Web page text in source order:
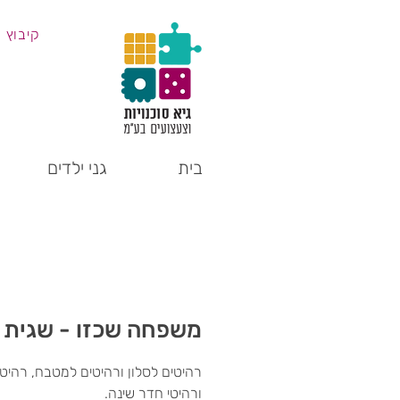
בית גני ילדים
משפחה שכזו - שגית
רהיטים לסלון ורהיטים למטבח,
ורהיטי חדר שינה.